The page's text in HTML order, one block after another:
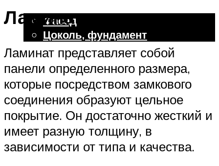
Фасад
Цоколь, фундамент
Меню
Ламинат
Ламинат представляет собой
панели определенного размера,
которые посредством замкового
соединения образуют цельное
покрытие. Он достаточно жесткий и
имеет разную толщину, в
зависимости от типа и качества.